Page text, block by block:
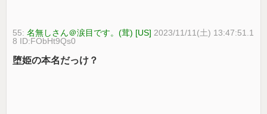
55:名無しさん＠涙目です。(茸) [US] 2023/11/11(土) 13:47:51.1
8 ID:FObHt9Qs0
堕姫の本名だっけ？